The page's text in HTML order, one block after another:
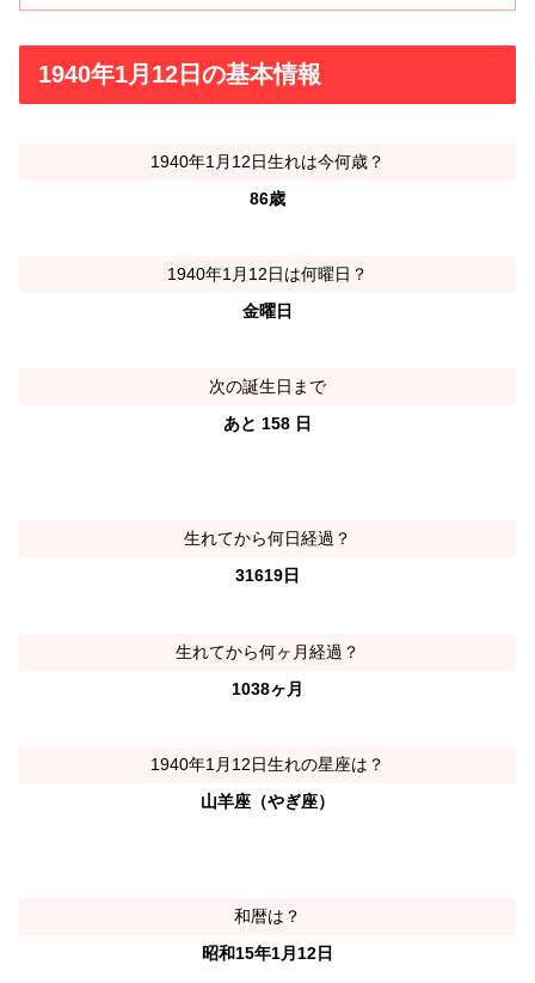
1940年1月12日の基本情報
1940年1月12日生れは今何歳？
86歳
1940年1月12日は何曜日？
金曜日
次の誕生日まで
あと 158 日
生れてから何日経過？
31619日
生れてから何ヶ月経過？
1038ヶ月
1940年1月12日生れの星座は？
山羊座（やぎ座）
和暦は？
昭和15年1月12日